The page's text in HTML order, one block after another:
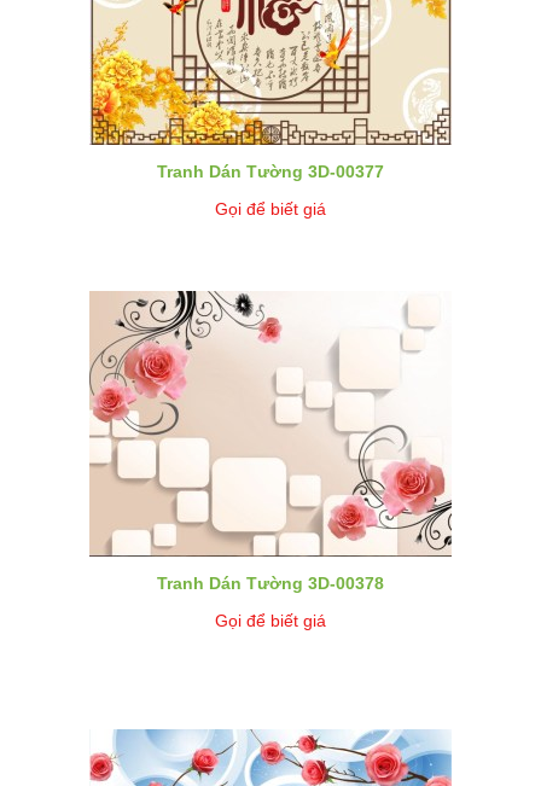
Tranh Dán Tường 3D-00377
Gọi để biết giá
Tranh Dán Tường 3D-00378
Gọi để biết giá